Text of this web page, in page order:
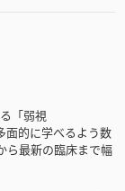
「弱視
面的に学べるよう数
ら最新の臨床まで幅